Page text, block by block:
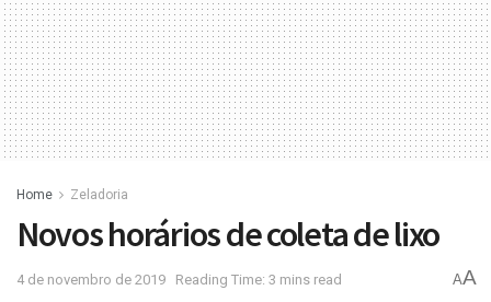
Home Zeladoria
Novos horários de coleta de lixo
4 de novembro de 2019 Reading Time: 3 mins read AA